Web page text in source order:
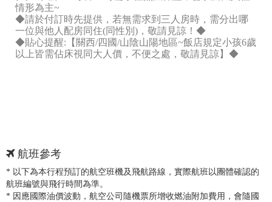
情形為主~
◆請於付訂時先提供，若無需求到三人房時，需分出哪
一位與他人配房同住(同性別)，敬請見諒！◆
◆貼心提醒:【關西/四國/山陰山陽地區~飯店規定小孩6歲
以上皆需佔床視同大人價，不便之處，敬請見諒】◆
航班參考
* 以下為本行程預訂的航空班機及飛航路線，實際航班以團體確認的
航班編號與飛行時間為準。
* 因應國際油價波動，航空公司隨機票所增收燃油附加費用，會隨國